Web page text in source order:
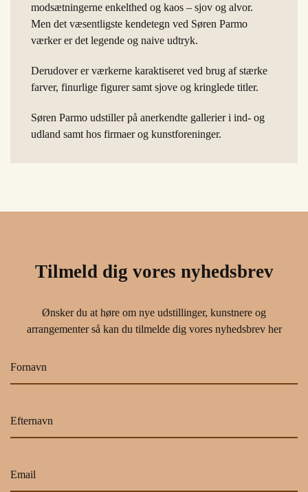
modsætningerne enkelthed og kaos – sjov og alvor.
Men det væsentligste kendetegn ved Søren Parmo
værker er det legende og naive udtryk.
Derudover er værkerne karaktiseret ved brug af stærke
farver, finurlige figurer samt sjove og kringlede titler.
Søren Parmo udstiller på anerkendte gallerier i ind- og
udland samt hos firmaer og kunstforeninger.
Tilmeld dig vores nyhedsbrev
Ønsker du at høre om nye udstillinger, kunstnere og
arrangementer så kan du tilmelde dig vores nyhedsbrev her